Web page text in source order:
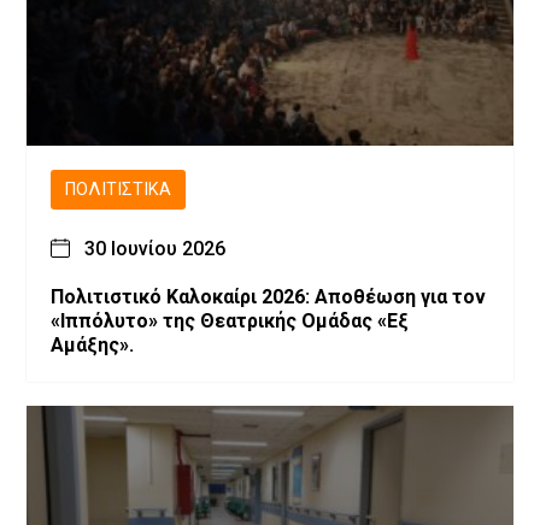
ΠΟΛΙΤΙΣΤΙΚΆ
30 Ιουνίου 2026
Πολιτιστικό Καλοκαίρι 2026: Αποθέωση για τον
«Ιππόλυτο» της Θεατρικής Ομάδας «Εξ
Αμάξης».